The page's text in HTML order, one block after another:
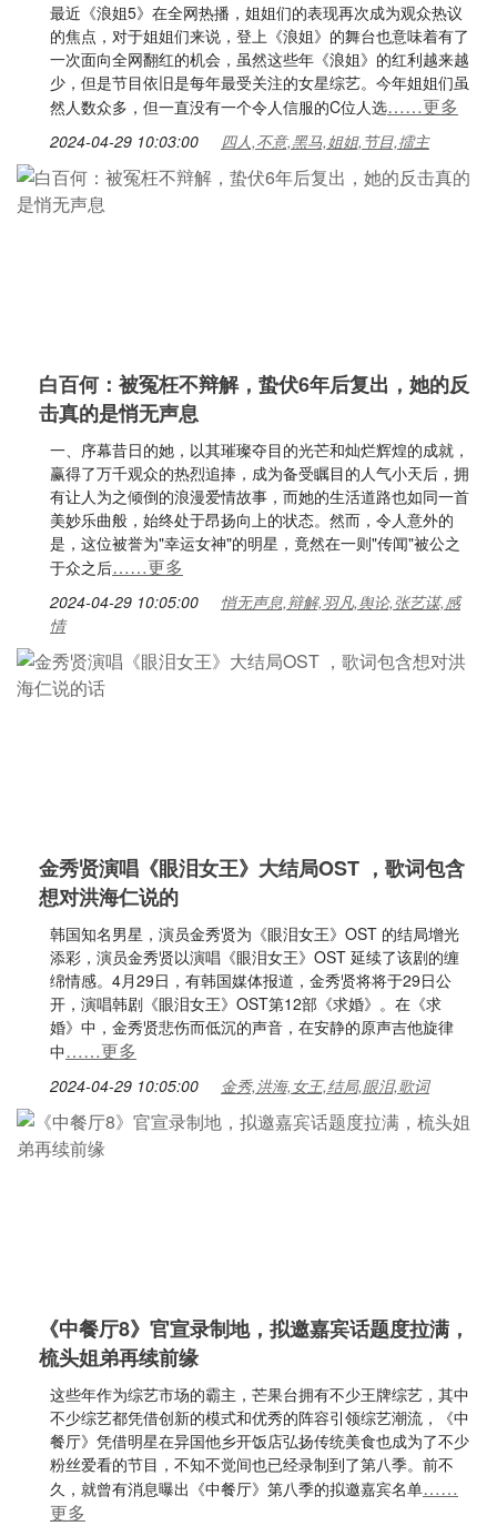
最近《浪姐5》在全网热播，姐姐们的表现再次成为观众热议
的焦点，对于姐姐们来说，登上《浪姐》的舞台也意味着有了
一次面向全网翻红的机会，虽然这些年《浪姐》的红利越来越
少，但是节目依旧是每年最受关注的女星综艺。今年姐姐们虽
然人数众多，但一直没有一个令人信服的C位人选……更多
2024-04-29 10:03:00 四人,不意,黑马,姐姐,节目,擂主
白百何：被冤枉不辩解，蛰伏6年后复出，她的反
击真的是悄无声息
一、序幕昔日的她，以其璀璨夺目的光芒和灿烂辉煌的成就，
赢得了万千观众的热烈追捧，成为备受瞩目的人气小天后，拥
有让人为之倾倒的浪漫爱情故事，而她的生活道路也如同一首
美妙乐曲般，始终处于昂扬向上的状态。然而，令人意外的
是，这位被誉为"幸运女神"的明星，竟然在一则"传闻"被公之
于众之后……更多
2024-04-29 10:05:00
悄无声息,辩解,羽凡,舆论,张艺谋,感
情
金秀贤演唱《眼泪女王》大结局OST ，歌词包含
想对洪海仁说的
韩国知名男星，演员金秀贤为《眼泪女王》OST 的结局增光
添彩，演员金秀贤以演唱《眼泪女王》OST 延续了该剧的缠
绵情感。4月29日，有韩国媒体报道，金秀贤将将于29日公
开，演唱韩剧《眼泪女王》OST第12部《求婚》。在《求
婚》中，金秀贤悲伤而低沉的声音，在安静的原声吉他旋律
中……更多
2024-04-29 10:05:00 金秀,洪海,女王,结局,眼泪,歌词
《中餐厅8》官宣录制地，拟邀嘉宾话题度拉满，
梳头姐弟再续前缘
这些年作为综艺市场的霸主，芒果台拥有不少王牌综艺，其中
不少综艺都凭借创新的模式和优秀的阵容引领综艺潮流，《中
餐厅》凭借明星在异国他乡开饭店弘扬传统美食也成为了不少
粉丝爱看的节目，不知不觉间也已经录制到了第八季。前不
久，就曾有消息曝出《中餐厅》第八季的拟邀嘉宾名单……
更多